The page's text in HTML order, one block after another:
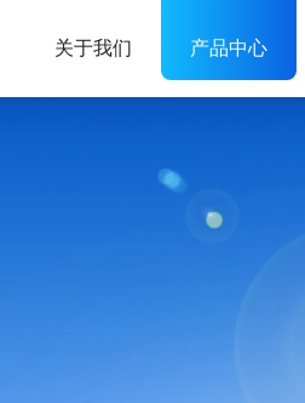
关于我们 产品中心